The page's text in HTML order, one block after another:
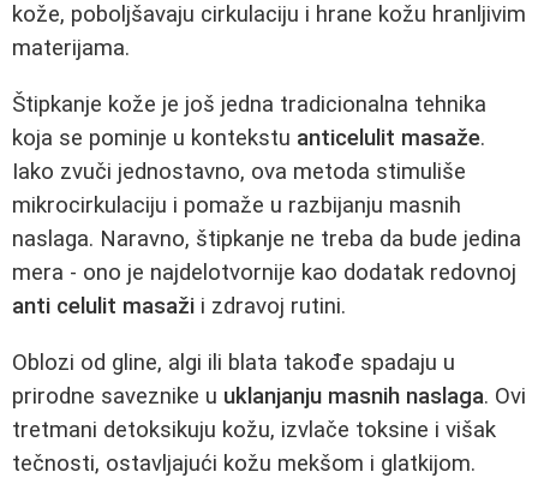
kože, poboljšavaju cirkulaciju i hrane kožu hranljivim
materijama.
Štipkanje kože je još jedna tradicionalna tehnika
koja se pominje u kontekstu anticelulit masaže.
Iako zvuči jednostavno, ova metoda stimuliše
mikrocirkulaciju i pomaže u razbijanju masnih
naslaga. Naravno, štipkanje ne treba da bude jedina
mera - ono je najdelotvornije kao dodatak redovnoj
anti celulit masaži i zdravoj rutini.
Oblozi od gline, algi ili blata takođe spadaju u
prirodne saveznike u uklanjanju masnih naslaga. Ovi
tretmani detoksikuju kožu, izvlače toksine i višak
tečnosti, ostavljajući kožu mekšom i glatkijom.